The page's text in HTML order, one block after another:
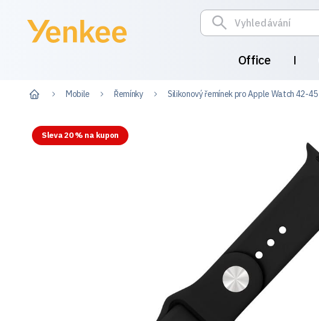
Office
Mobile Řemínky Silikonový řemínek pro Apple Watch 42-
Sleva 20 % na kupon